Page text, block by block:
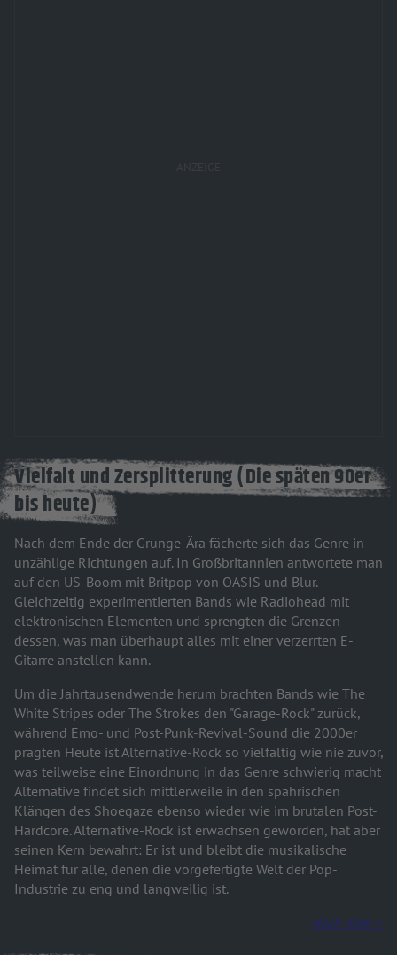
Vielfalt und Zersplitterung (Die späten 90er
bis heute)
Nach dem Ende der Grunge-Ära fächerte sich das Genre in
unzählige Richtungen auf. In Großbritannien antwortete man
auf den US-Boom mit Britpop von OASIS und Blur.
Gleichzeitig experimentierten Bands wie Radiohead mit
elektronischen Elementen und sprengten die Grenzen
dessen, was man überhaupt alles mit einer verzerrten E-
Gitarre anstellen kann.
Um die Jahrtausendwende herum brachten Bands wie The
White Stripes oder The Strokes den "Garage-Rock" zurück,
während Emo- und Post-Punk-Revival-Sound die 2000er
prägten Heute ist Alternative-Rock so vielfältig wie nie zuvor,
was teilweise eine Einordnung in das Genre schwierig macht
Alternative findet sich mittlerweile in den spährischen
Klängen des Shoegaze ebenso wieder wie im brutalen Post-
Hardcore. Alternative-Rock ist erwachsen geworden, hat aber
seinen Kern bewahrt: Er ist und bleibt die musikalische
Heimat für alle, denen die vorgefertigte Welt der Pop-
Industrie zu eng und langweilig ist.
Nach oben >